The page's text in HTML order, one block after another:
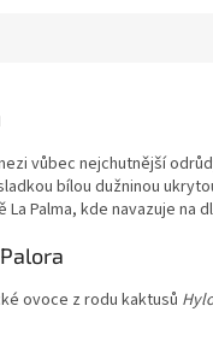
vůbec nejchutnější
bílou dužninou
Palma, kde navazuje
ovoce z rodu kaktusů